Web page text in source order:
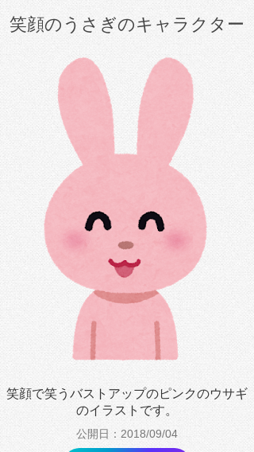
笑顔のうさぎのキャラクター
笑顔で笑うバストアップのピンクのウサギ
のイラストです。
公開日：2018/09/04